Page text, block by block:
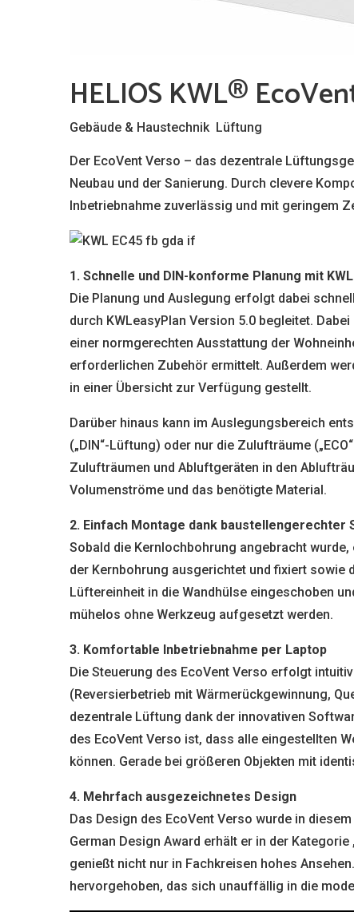
HELIOS KWL®
Gebäude & Haustechnik Lüftung
Der EcoVent Verso – das dezentrale
Neubau und der Sanierung. Durch clevere
Inbetriebnahme zuverlässig und mit geringem
1. Schnelle und DIN-konforme Planung mit
Die Planung und Auslegung erfolgt dabei
durch KWLeasyPlan Version 5.0 begleitet.
einer normgerechten Ausstattung der
erforderlichen Zubehör ermittelt. Außerdem
in einer Übersicht zur Verfügung gestellt.
Darüber hinaus kann im Auslegungsbereich
(„DIN“-Lüftung) oder nur die Zulufträume
Zulufträumen und Abluftgeräten in den
Volumenströme und das benötigte Material.
2. Einfach Montage dank baustellengerechter
Sobald die Kernlochbohrung angebracht
der Kernbohrung ausgerichtet und fixiert sowie
Lüftereinheit in die Wandhülse eingeschoben
mühelos ohne Werkzeug aufgesetzt werden.
3. Komfortable Inbetriebnahme per Laptop
Die Steuerung des EcoVent Verso erfolgt
(Reversierbetrieb mit Wärmerückgewinnung,
dezentrale Lüftung dank der innovativen
des EcoVent Verso ist, dass alle eingestellten
können. Gerade bei größeren Objekten mit
4. Mehrfach ausgezeichnetes Design
Das Design des EcoVent Verso wurde in
German Design Award erhält er in der
genießt nicht nur in Fachkreisen hohes
hervorgehoben, das sich unauffällig in die